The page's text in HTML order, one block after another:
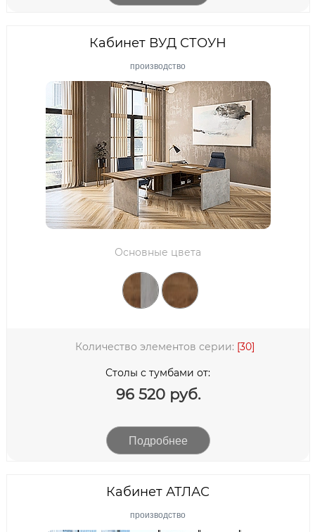
Кабинет ВУД СТОУН
производство
Основные цвета
Количество элементов серии: [30]
Столы с тумбами от:
96 520 руб.
Подробнее
Кабинет АТЛАС
производство